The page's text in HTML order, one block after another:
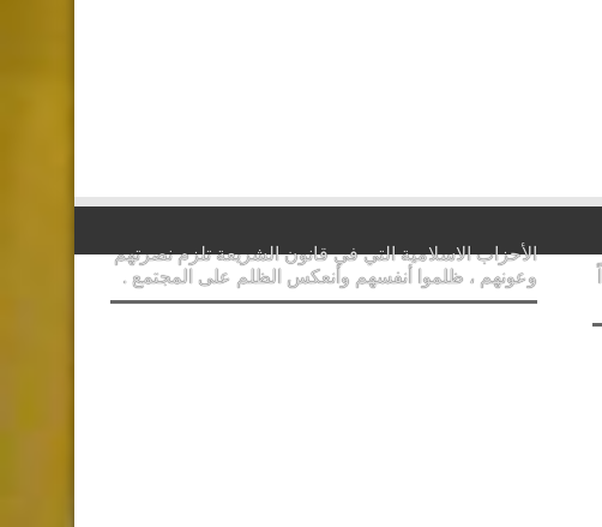
الأحزاب الاسلامية التي في قانون الشريعة تلزم نصرتهم
وعونهم ، ظلموا أنفسهم وأنعكس الظلم على المجتمع .